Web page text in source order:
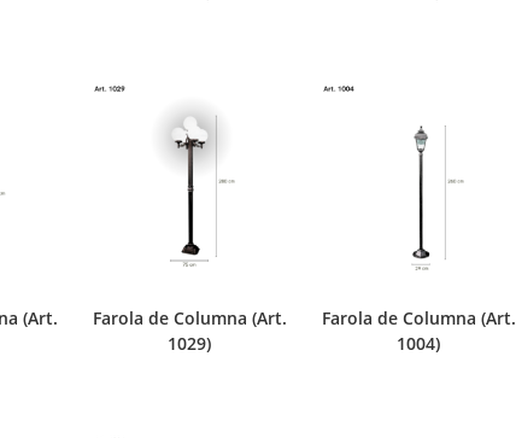
(Art.
Farola de Columna (Art.
1029)
Farola de Columna (Art.
1004)